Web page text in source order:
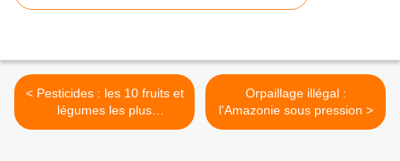
< Pesticides : les 10 fruits et
légumes les plus
contaminés
Orpaillage illégal :
l'Amazonie sous pression >